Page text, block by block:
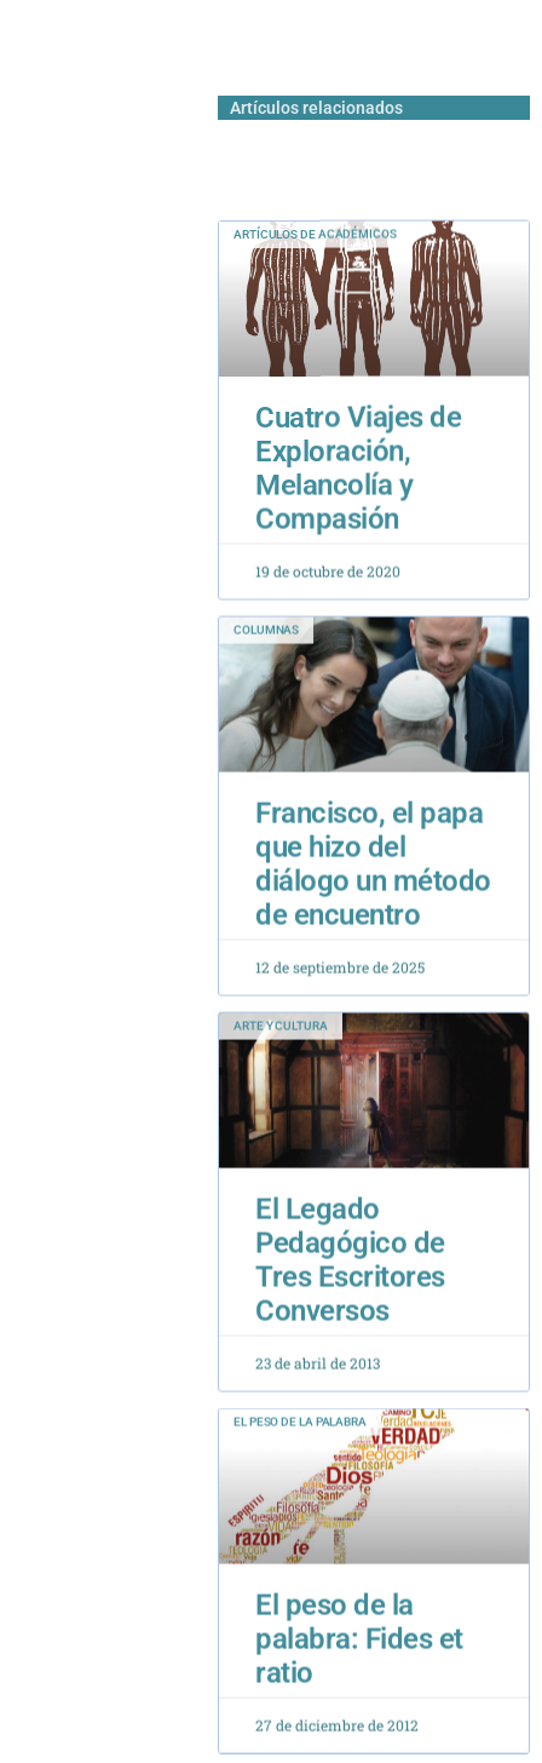
Artículos relacionados
Cuatro Viajes de
Exploración,
Melancolía y
Compasión
19 de octubre de 2020
Francisco, el papa
que hizo del
diálogo un método
de encuentro
12 de septiembre de 2025
El Legado
Pedagógico de
Tres Escritores
Conversos
23 de abril de 2013
El peso de la
palabra: Fides et
ratio
27 de diciembre de 2012